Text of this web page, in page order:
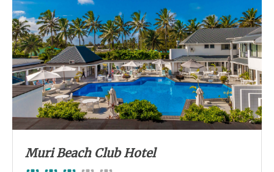
Muri Beach Club Hotel